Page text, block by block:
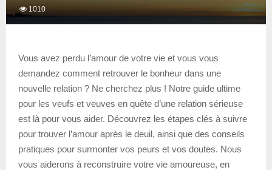
1010
Vous avez perdu l’amour de votre vie et vous vous
demandez comment retrouver le bonheur dans une
nouvelle relation ? Ne cherchez plus ! Notre guide ultime
pour les veufs et veuves en quête d’une relation sérieuse
est là pour vous aider. Découvrez les étapes clés à suivre
pour trouver l’amour après le deuil, ainsi que des conseils
pratiques pour surmonter vos peurs et vos doutes. Nous
vous aiderons à reconstruire votre vie amoureuse, en